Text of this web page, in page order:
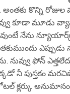
కొన్ని
కూడా మూడు
నేను న్యూయార్క్
నువ్వు ఫోన్
నీ పుస్తకం
క్లర్కు